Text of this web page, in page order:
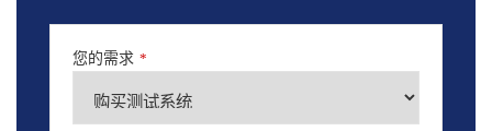
您的需求 *